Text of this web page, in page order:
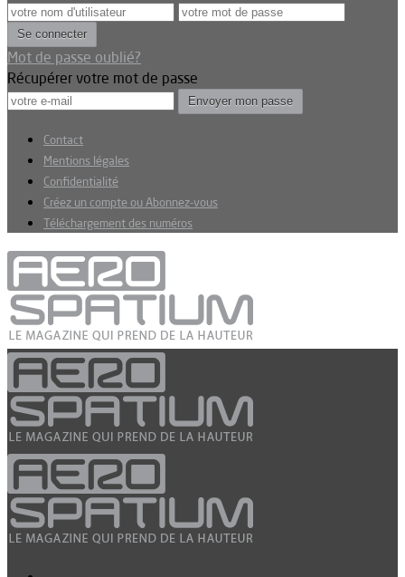
Mot de passe oublié?
Récupérer votre mot de passe
Contact
Mentions légales
Confidentialité
Créez un compte ou Abonnez-vous
Téléchargement des numéros